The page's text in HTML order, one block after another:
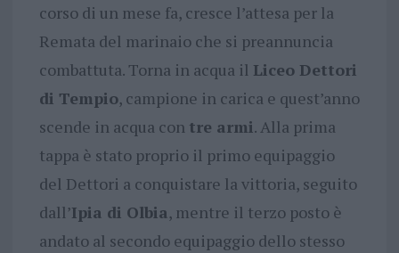
corso di un mese fa, cresce l’attesa per la
Remata del marinaio che si preannuncia
combattuta. Torna in acqua il Liceo Dettori
di Tempio, campione in carica e quest’anno
scende in acqua con tre armi. Alla prima
tappa è stato proprio il primo equipaggio
del Dettori a conquistare la vittoria, seguito
dall’Ipia di Olbia, mentre il terzo posto è
andato al secondo equipaggio dello stesso